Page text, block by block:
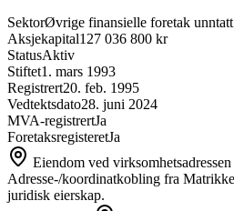
SektorØvrige finansielle foretak
Aksjekapital127 036 800 kr
StatusAktiv
Stiftet1. mars 1993
Registrert20. feb. 1995
Vedtektsdato28. juni 2024
MVA-registrertJa
ForetaksregisteretJa
Eiendom ved virksomhetsadressen
Adresse-/koordinatkobling fra
juridisk eierskap.